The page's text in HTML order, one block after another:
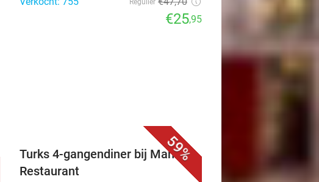
Regulier
€25,95
59%
Turks 4-gangendiner bij Mahzen
Restaurant